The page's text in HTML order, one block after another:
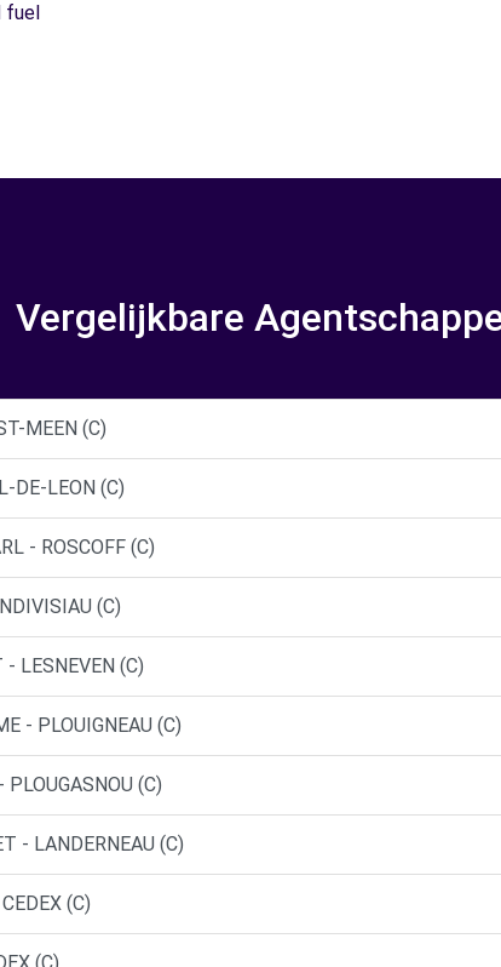
Vergelijkbare
MEEN (C)
DE-LEON (C)
- ROSCOFF (C)
(C)
LESNEVEN (C)
- PLOUIGNEAU (C)
(C)
- LANDERNEAU (C)
(C)